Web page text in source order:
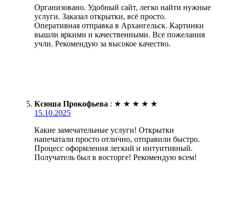
Организовано. Удобный сайт, легко найти нужные
услуги. Заказал открытки, всё просто.
Оперативная отправка в Архангельск. Картинки
вышли яркими и качественными. Все пожелания
учли. Рекомендую за высокое качество.
Ксюша Прокофьева : ★ ★ ★ ★ ★
15.10.2025
Какие замечательные услуги! Открытки
напечатали просто отлично, отправили быстро.
Процесс оформления легкий и интуитивный.
Получатель был в восторге! Рекомендую всем!